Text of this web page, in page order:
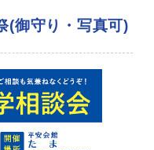
御守り・写真可)